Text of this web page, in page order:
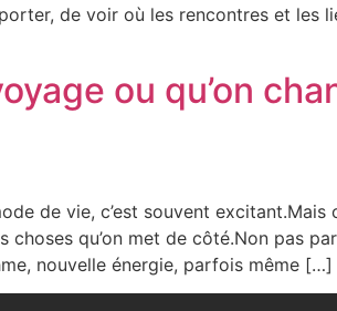
de voir où les rencontres et les
ou qu’on
de vie, c’est souvent
choses qu’on met de côté.Non pas
nouvelle énergie, parfois même […]